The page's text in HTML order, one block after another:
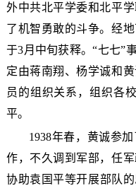
外中共北平学委和北平
了机智勇敢的斗争。经
于3月中旬获释。“七七”
定由蒋南翔 、杨学诚和
员的组织关系，组织各
平。
1938年春，黄诚参加
作，不久调到军部，任
协助袁国平等开展部队的